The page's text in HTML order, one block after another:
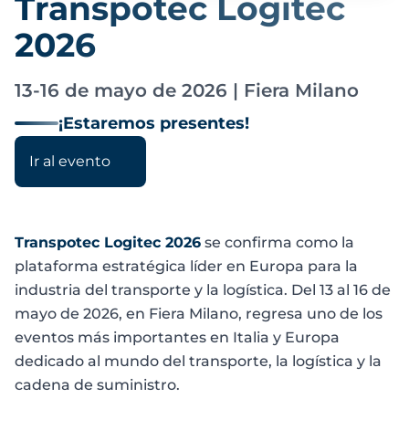
Transpotec Logitec
2026
13-16 de mayo de 2026 | Fiera Milano
¡Estaremos presentes!
Ir al evento
Transpotec Logitec 2026 se confirma como la
plataforma estratégica líder en Europa para la
industria del transporte y la logística. Del 13 al 16 de
mayo de 2026, en Fiera Milano, regresa uno de los
eventos más importantes en Italia y Europa
dedicado al mundo del transporte, la logística y la
cadena de suministro.